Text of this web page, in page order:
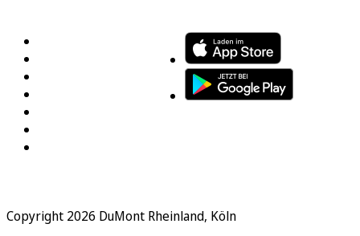
Copyright 2026 DuMont Rheinland, Köln